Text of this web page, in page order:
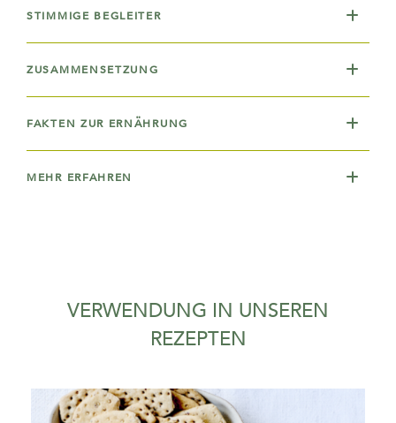
STIMMIGE BEGLEITER
ZUSAMMENSETZUNG
FAKTEN ZUR ERNÄHRUNG
MEHR ERFAHREN
VERWENDUNG IN UNSEREN
REZEPTEN